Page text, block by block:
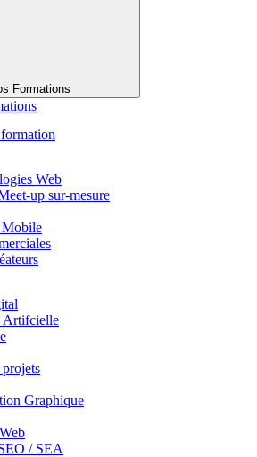
Formations
Web
up sur-mesure
Mobile
Artifcielle
Graphique
/ SEA